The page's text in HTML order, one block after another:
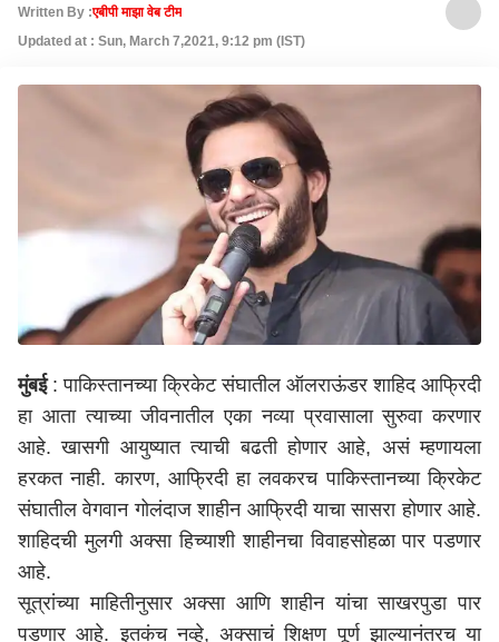
Written By :एबीपी माझा वेब टीम
Updated at : Sun, March 7,2021, 9:12 pm (IST)
मुंबई: पाकिस्तानच्या क्रिकेट संघातील ऑलराऊंडर शाहिद आफ्रिदी
हा आता त्याच्या जीवनातील एका नव्या प्रवासाला सुरुवा करणार
आहे. खासगी आयुष्यात त्याची बढती होणार आहे, असं म्हणायला
हरकत नाही. कारण, आफ्रिदी हा लवकरच पाकिस्तानच्या क्रिकेट
संघातील वेगवान गोलंदाज शाहीन आफ्रिदी याचा सासरा होणार आहे.
शाहिदची मुलगी अक्सा हिच्याशी शाहीनचा विवाहसोहळा पार पडणार
आहे.
सूत्रांच्या माहितीनुसार अक्सा आणि शाहीन यांचा साखरपुडा पार
पडणार आहे. इतकंच नव्हे, अक्साचं शिक्षण पूर्ण झाल्यानंतरच या